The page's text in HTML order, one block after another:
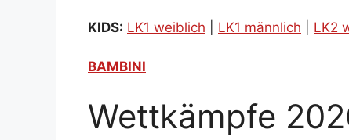
KIDS: LK1 weiblich LK1 männlich LK2
BAMBINI
Wettkämpfe